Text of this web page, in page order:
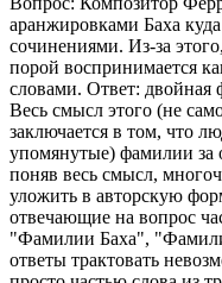
аранжировками Баха
сочинениями. Из-за
порой воспринимается
словами. Ответ:
Весь смысл этого (не
заключается в том, что
упомянутые) фамилии за
поняв весь смысл,
уложить в авторскую
отвечающие на вопрос
"Фамилии Баха",
ответы трактовать